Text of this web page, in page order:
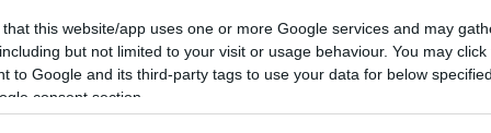
that this website/app uses one or more Google services and may
but not limited to your visit or usage behaviour. You may
to Google and its third-party tags to use your data for below
consent section.